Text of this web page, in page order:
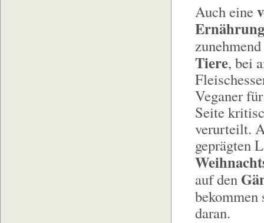
Auch eine
Tiere, bei
Veganer
Seite
verurteilt.
geprägten
auf den
daran.